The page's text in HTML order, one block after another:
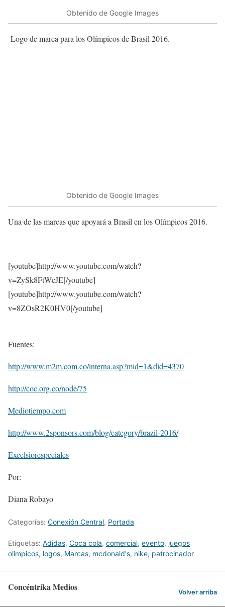
Obtenido de Google Images
Logo de marca para los Olímpicos de Brasil 2016.
Obtenido de Google Images
Una de las marcas que apoyará a Brasil en los Olímpicos 2016.
[youtube]http://www.youtube.com/watch?
v=ZySk8FtWcJE[/youtube]
[youtube]http://www.youtube.com/watch?
v=8ZOsR2K0HV0[/youtube]
Fuentes:
http://www.m2m.com.co/interna.asp?mid=1&did=4370
http://coc.org.co/node/75
Mediotiempo.com
http://www.2sponsors.com/blog/category/brazil-2016/
Excelsiorespeciales
Por:
Diana Robayo
Categorías: Conexión Central, Portada
Etiquetas: Adidas, Coca cola, comercial, evento, juegos
olimpicos, logos, Marcas, mcdonald's, nike, patrocinador
Concéntrika Medios Volver arriba